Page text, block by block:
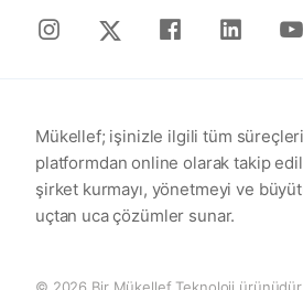
Instagram
X FacebookLinkedin
Mükellef; işinizle ilgili tüm
platformdan online olarak takip
şirket kurmayı, yönetmeyi ve
uçtan uca çözümler sunar.